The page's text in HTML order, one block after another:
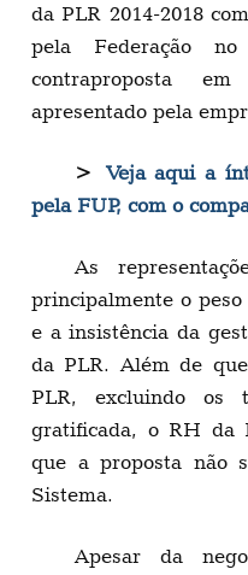
da PLR 2014-2018
pela Federação
contraproposta
apresentado pela
>Veja aqui a
pela FUP, com o
As
principalmente o
e a insistência da
da PLR. Além de
PLR, excluindo os
gratificada, o RH da
que a proposta não
Sistema.
Apesar da